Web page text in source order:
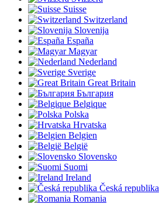
Suisse
Switzerland
Slovenija
España
Magyar
Nederland
Sverige
Great Britain
България
Belgique
Polska
Hrvatska
Belgien
België
Slovensko
Suomi
Ireland
Česká republika
Romania